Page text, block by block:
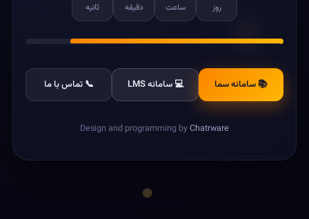
روز ساعت دقیقه ثانیه
📚 سامانه سما 💻 سامانه LMS 📞 تماس با ما
Design and programming byChatrware